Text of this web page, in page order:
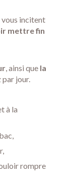
vous incitent
mettre fin
, ainsi que la
par jour.
à la
rompre